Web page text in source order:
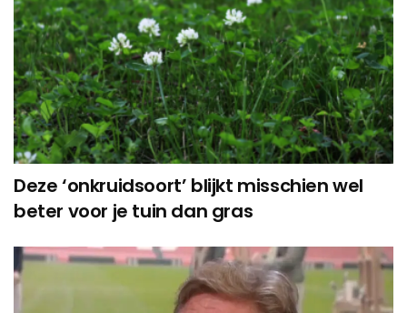
Deze ‘onkruidsoort’ blijkt misschien wel
beter voor je tuin dan gras